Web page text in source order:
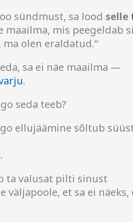
sündmust, sa lood selle
maailma, mis peegeldab
ma olen eraldatud.“
sa ei näe maailma —
.
seda teeb?
ellujäämine sõltub
ta valusat pilti sinust
väljapoole, et sa ei